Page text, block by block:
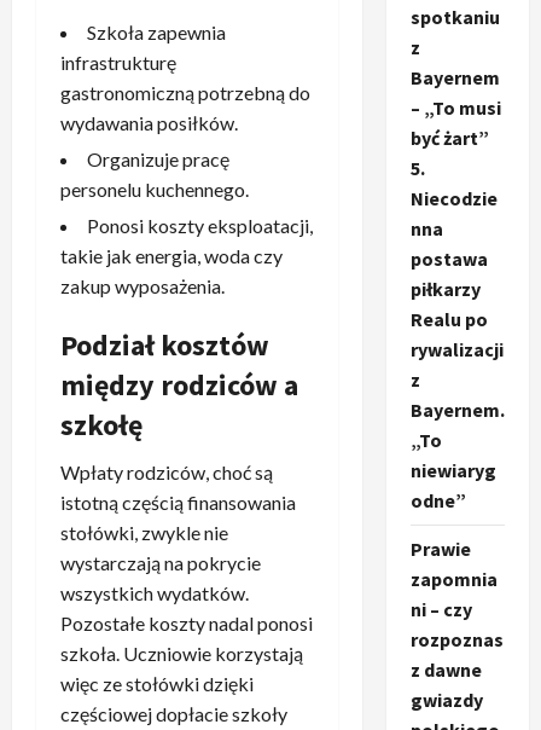
Szkoła zapewnia
infrastrukturę
gastronomiczną potrzebną do
wydawania posiłków.
Organizuje pracę
personelu kuchennego.
Ponosi koszty eksploatacji,
takie jak energia, woda czy
zakup wyposażenia.
Podział kosztów
między rodziców a
szkołę
Wpłaty rodziców, choć są
istotną częścią finansowania
stołówki, zwykle nie
wystarczają na pokrycie
wszystkich wydatków.
Pozostałe koszty nadal ponosi
szkoła. Uczniowie korzystają
więc ze stołówki dzięki
częściowej dopłacie szkoły
spotkaniu
z
Bayernem
– „To musi
być żart”
5.
Niecodzie
nna
postawa
piłkarzy
Realu po
rywalizacji
z
Bayernem.
„To
niewiaryg
odne”
Prawie
zapomnia
ni – czy
rozpoznas
z dawne
gwiazdy